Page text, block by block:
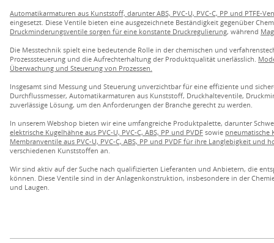
Automatikarmaturen aus Kunststoff, darunter ABS, PVC-U, PVC-C, PP und PTFE-
eingesetzt. Diese Ventile bieten eine ausgezeichnete Beständigkeit gegenüber
Druckminderungsventile sorgen für eine konstante Druckregulierung, während
Die Messtechnik spielt eine bedeutende Rolle in der chemischen und
Prozesssteuerung und die Aufrechterhaltung der Produktqualität unerlässlich.
Überwachung und Steuerung von Prozessen.
Insgesamt sind Messung und Steuerung unverzichtbar für eine effiziente und
Durchflussmesser, Automatikarmaturen aus Kunststoff, Druckhalteventile,
zuverlässige Lösung, um den Anforderungen der Branche gerecht zu werden.
In unserem Webshop bieten wir eine umfangreiche Produktpalette, darunter
elektrische Kugelhähne aus PVC-U, PVC-C, ABS, PP und PVDF sowie pneumatische
Membranventile aus PVC-U, PVC-C, ABS, PP und PVDF für ihre Langlebigkeit und
verschiedenen Kunststoffen an.
Wir sind aktiv auf der Suche nach qualifizierten Lieferanten und Anbietern, die
können. Diese Ventile sind in der Anlagenkonstruktion, insbesondere in der
und Laugen.